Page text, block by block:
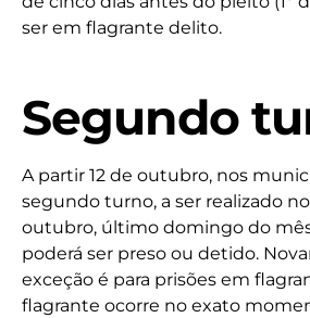
ser em flagrante delito.
Segundo
A partir 12 de outubro, nos
segundo turno, a ser realizado
outubro, último domingo do
poderá ser preso ou detido.
exceção é para prisões em
flagrante ocorre no exato